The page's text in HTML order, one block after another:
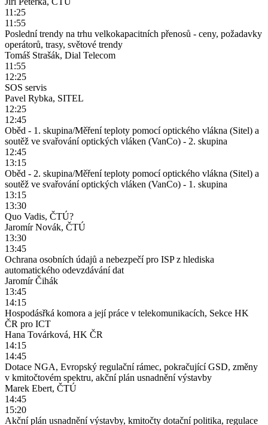
11:25
11:55
Poslední trendy na trhu velkokapacitních přenosů - ceny, požadavky
operátorů, trasy, světové trendy
Tomáš Strašák, Dial Telecom
11:55
12:25
SOS servis
Pavel Rybka, SITEL
12:25
12:45
Oběd - 1. skupina/Měření teploty pomocí optického vlákna (Sitel) a
soutěž ve svařování optických vláken (VanCo) - 2. skupina
12:45
13:15
Oběd - 2. skupina/Měření teploty pomocí optického vlákna (Sitel) a
soutěž ve svařování optických vláken (VanCo) - 1. skupina
13:15
13:30
Quo Vadis, ČTÚ?
Jaromír Novák, ČTÚ
13:30
13:45
Ochrana osobních údajů a nebezpečí pro ISP z hlediska
automatického odevzdávání dat
Jaromír Čihák
13:45
14:15
Hospodásřká komora a její práce v telekomunikacích, Sekce HK
ČR pro ICT
Hana Továrková, HK ČR
14:15
14:45
Dotace NGA, Evropský regulační rámec, pokračující GSD, změny
v kmitočtovém spektru, akční plán usnadnění výstavby
Marek Ebert, ČTÚ
14:45
15:20
Akční plán usnadnění výstavby, kmitočty dotační politika, regulace